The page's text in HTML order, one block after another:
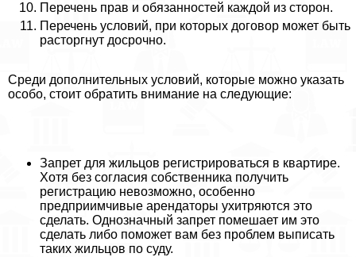
Перечень прав и обязанностей каждой из сторон.
Перечень условий, при которых договор может быть
расторгнут досрочно.
Среди дополнительных условий, которые можно указать
особо, стоит обратить внимание на следующие:
Запрет для жильцов регистрироваться в квартире.
Хотя без согласия собственника получить
регистрацию невозможно, особенно
предприимчивые арендаторы ухитряются это
сделать. Однозначный запрет помешает им это
сделать либо поможет вам без проблем выписать
таких жильцов по суду.